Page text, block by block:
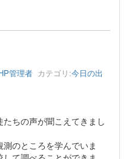
管理者 カテゴリ:今日の出
ちの声が聞こえてきまし
のところを学んでいま